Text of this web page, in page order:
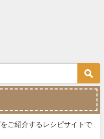
ご紹介するレシピサイトで